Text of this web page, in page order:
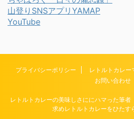
山登りSNSアプリYAMAP
YouTube
プライバシーポリシー
レトルトカレー
お問い合わせ
レトルトカレーの美味しさににハマった筆
求めレトルトカレーをひたす